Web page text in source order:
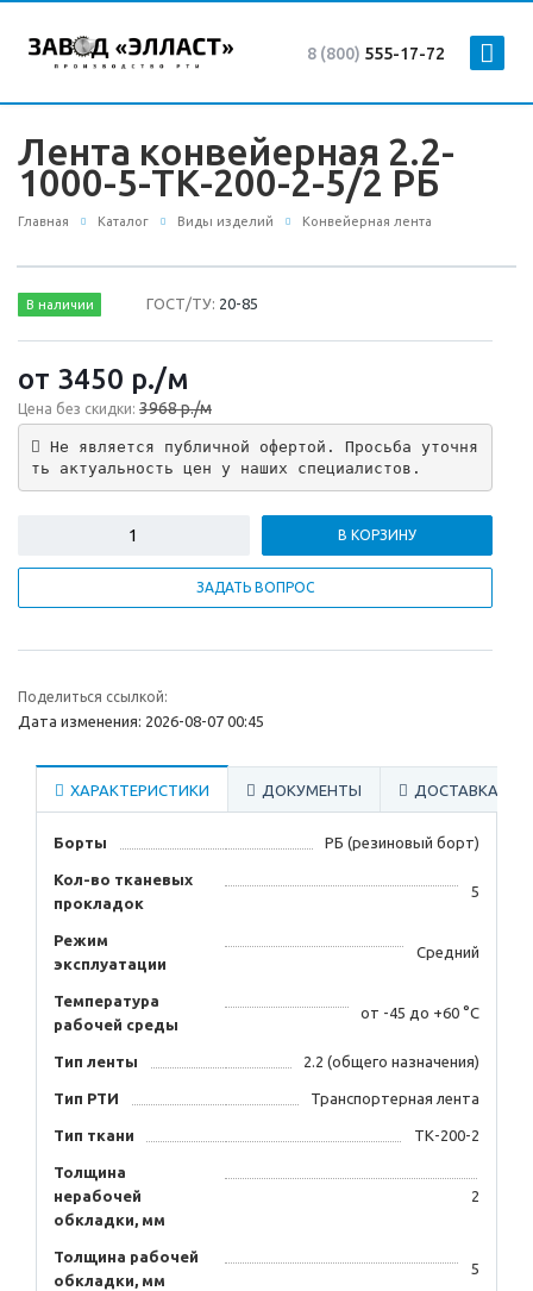
8 (800) 555-17-72
Лента конвейерная 2.2-
1000-5-ТК-200-2-5/2 РБ
Главная Каталог Виды изделий Конвейерная лента
В наличии ГОСТ/ТУ: 20-85
от 3450 р./м
Цена без скидки: 3968 р./м
Не является публичной офертой. Просьба уточня
ть актуальность цен у наших специалистов.
В КОРЗИНУ
ЗАДАТЬ ВОПРОС
Поделиться ссылкой:
Дата изменения: 2026-08-07 00:45
ХАРАКТЕРИСТИКИ ДОКУМЕНТЫ ДОСТАВКА
Борты РБ (резиновый борт)
Кол-во тканевых
прокладок
5
Режим
эксплуатации
Средний
Температура
рабочей среды
от -45 до +60 °С
Тип ленты 2.2 (общего назначения)
Тип РТИ Транспортерная лента
Тип ткани ТК-200-2
Толщина
нерабочей
обкладки, мм
2
Толщина рабочей
обкладки, мм
5